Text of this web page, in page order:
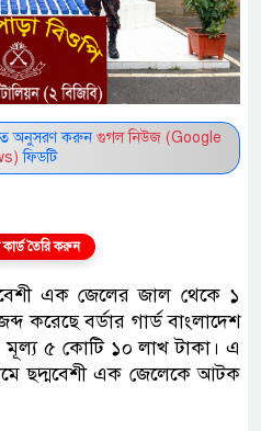
অনুসরণ করুন গুগল নিউজ (Google
ফিডটি
তৈরি করুন
এক জেলের জাল থেকে ১
করেছে বর্ডার গার্ড বাংলাদেশ
মূল্য ৫ কোটি ১০ লাখ টাকা। এ
ছদ্মবেশী এক জেলেকে আটক